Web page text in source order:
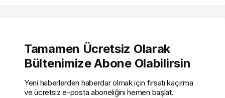
Tamamen Ücretsiz Olarak
Bültenimize Abone Olabilirsin
Yeni haberlerden haberdar olmak için fırsatı kaçırma
ve ücretsiz e-posta aboneliğini hemen başlat.